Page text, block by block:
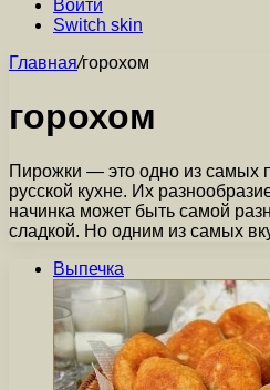
Войти
Switch skin
Главная/горохом
горохом
Пирожки — это одно из самых
русской кухне. Их
начинка может быть самой
сладкой. Но одним из самых
Выпечка